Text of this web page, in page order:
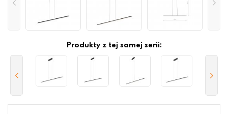
Produkty z tej samej serii: